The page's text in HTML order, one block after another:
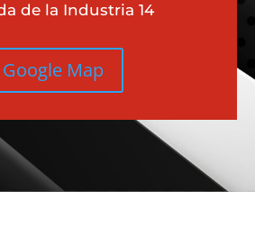
de la Industria 14
Google Map